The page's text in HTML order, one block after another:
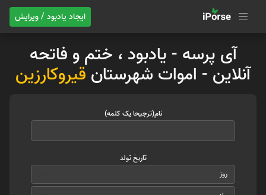
ایجاد یادبود / ویرایش
آی پرسه - یادبود ، ختم و فاتحه
آنلاین - اموات شهرستانقیروکارزین
نام(ترجیحا یک کلمه)
تاریخ تولد